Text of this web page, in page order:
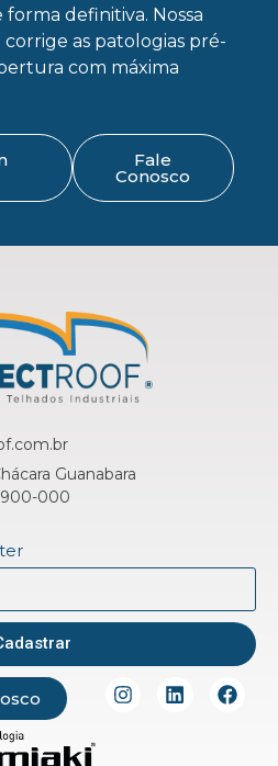
definitiva. Nossa
as patologias pré-
com máxima
Fale
Conosco
Guanabara
000